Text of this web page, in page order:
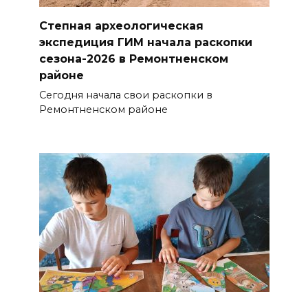
Степная археологическая
экспедиция ГИМ начала раскопки
сезона-2026 в Ремонтненском
районе
Сегодня начала свои раскопки в
Ремонтненском районе